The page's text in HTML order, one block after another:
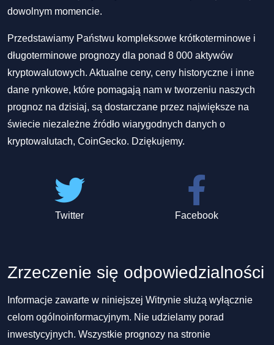
dowolnym momencie.
Przedstawiamy Państwu kompleksowe krótkoterminowe i
długoterminowe prognozy dla ponad 8 000 aktywów
kryptowalutowych. Aktualne ceny, ceny historyczne i inne
dane rynkowe, które pomagają nam w tworzeniu naszych
prognoz na dzisiaj, są dostarczane przez największe na
świecie niezależne źródło wiarygodnych danych o
kryptowalutach, CoinGecko. Dziękujemy.
Twitter Facebook
Zrzeczenie się odpowiedzialności
Informacje zawarte w niniejszej Witrynie służą wyłącznie
celom ogólnoinformacyjnym. Nie udzielamy porad
inwestycyjnych. Wszystkie prognozy na stronie